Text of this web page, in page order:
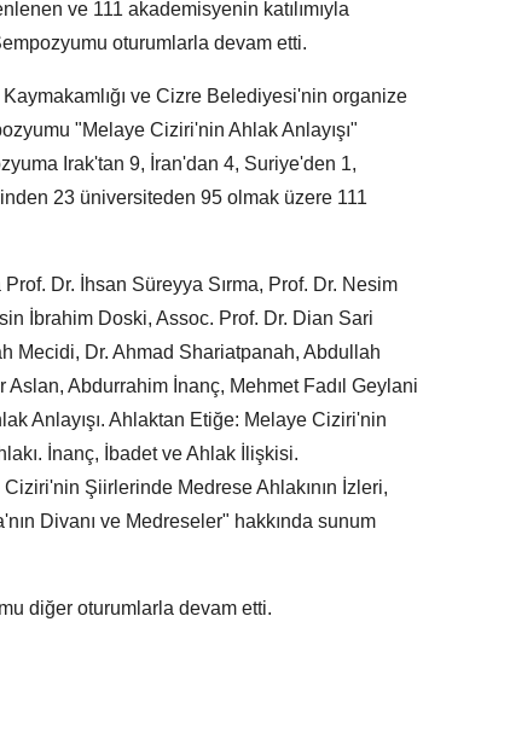
ve 111 akademisyenin katılımıyla
oturumlarla devam etti.
ve Cizre Belediyesi'nin organize
"Melaye Ciziri'nin Ahlak Anlayışı"
Irak'tan 9, İran'dan 4, Suriye'den 1,
23 üniversiteden 95 olmak üzere 111
Dr. İhsan Süreyya Sırma, Prof. Dr. Nesim
İbrahim Doski, Assoc. Prof. Dr. Dian Sari
Mecidi, Dr. Ahmad Shariatpanah, Abdullah
Abdurrahim İnanç, Mehmet Fadıl Geylani
Anlayışı. Ahlaktan Etiğe: Melaye Ciziri'nin
İnanç, İbadet ve Ahlak İlişkisi.
Şiirlerinde Medrese Ahlakının İzleri,
Divanı ve Medreseler" hakkında sunum
diğer oturumlarla devam etti.